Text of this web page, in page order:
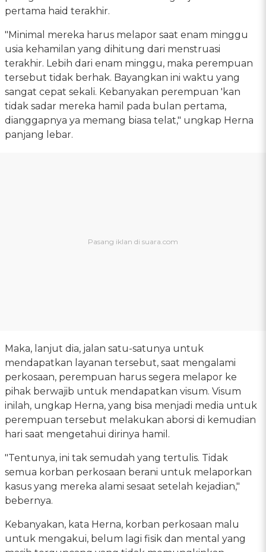
pertama haid terakhir.
"Minimal mereka harus melapor saat enam minggu
usia kehamilan yang dihitung dari menstruasi
terakhir. Lebih dari enam minggu, maka perempuan
tersebut tidak berhak. Bayangkan ini waktu yang
sangat cepat sekali. Kebanyakan perempuan 'kan
tidak sadar mereka hamil pada bulan pertama,
dianggapnya ya memang biasa telat," ungkap Herna
panjang lebar.
Maka, lanjut dia, jalan satu-satunya untuk
mendapatkan layanan tersebut, saat mengalami
perkosaan, perempuan harus segera melapor ke
pihak berwajib untuk mendapatkan visum. Visum
inilah, ungkap Herna, yang bisa menjadi media untuk
perempuan tersebut melakukan aborsi di kemudian
hari saat mengetahui dirinya hamil.
"Tentunya, ini tak semudah yang tertulis. Tidak
semua korban perkosaan berani untuk melaporkan
kasus yang mereka alami sesaat setelah kejadian,"
bebernya.
Kebanyakan, kata Herna, korban perkosaan malu
untuk mengakui, belum lagi fisik dan mental yang